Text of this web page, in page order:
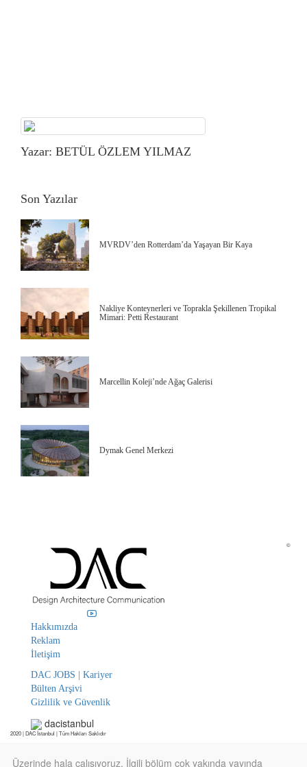
Yazar: BETÜL ÖZLEM YILMAZ
Son Yazılar
MVRDV’den Rotterdam’da Yaşayan Bir Kaya
Nakliye Konteynerleri ve Toprakla Şekillenen Tropikal
Mimari: Petti Restaurant
Marcellin Koleji’nde Ağaç Galerisi
Dymak Genel Merkezi
Hakkımızda
Reklam
İletişim
DAC JOBS | Kariyer
Bülten Arşivi
Gizlilik ve Güvenlik
dacistanbul
©
2020 | DAC İstanbul | Tüm Hakları Saklıdır
Üzerinde hala çalışıyoruz. İlgili bölüm çok yakında yayında